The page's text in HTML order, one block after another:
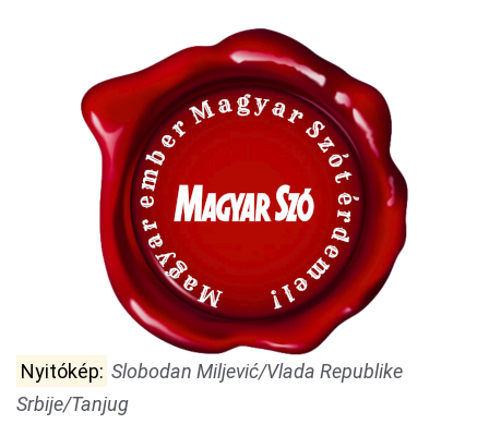
Nyitókép: Slobodan Miljević/Vlada Republike
Srbije/Tanjug